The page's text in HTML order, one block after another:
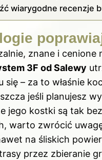
wiarygodne recenzje
znane i
3F od Salewy
się – za to właśnie
jeśli planujesz
jego kostki są tak
warto zwrócić
na śliskich
przez zbieranie